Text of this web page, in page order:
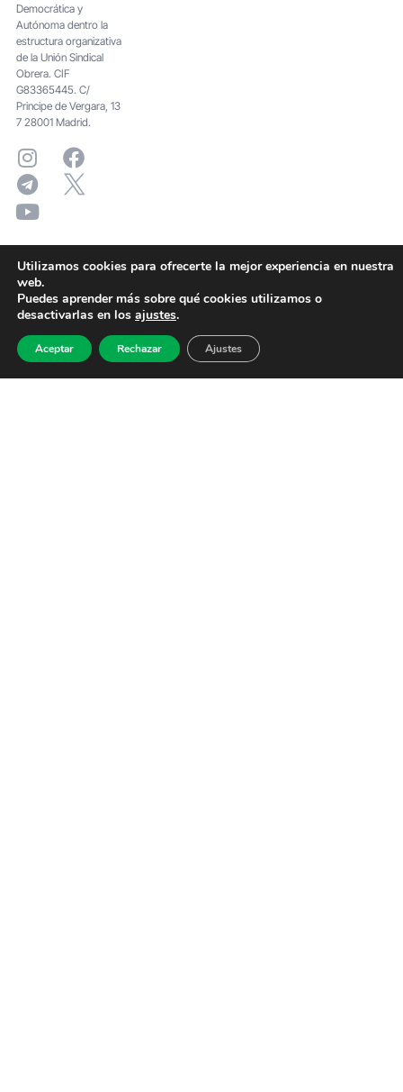
Democrática y
Autónoma dentro la
estructura organizativa
de la Unión Sindical
Obrera. CIF
G83365445. C/
Principe de Vergara, 13
7 28001 Madrid.
Utilizamos cookies para ofrecerte la mejor experiencia en nuestra
web.
Puedes aprender más sobre qué cookies utilizamos o
desactivarlas en los ajustes.
Aceptar Rechazar Ajustes